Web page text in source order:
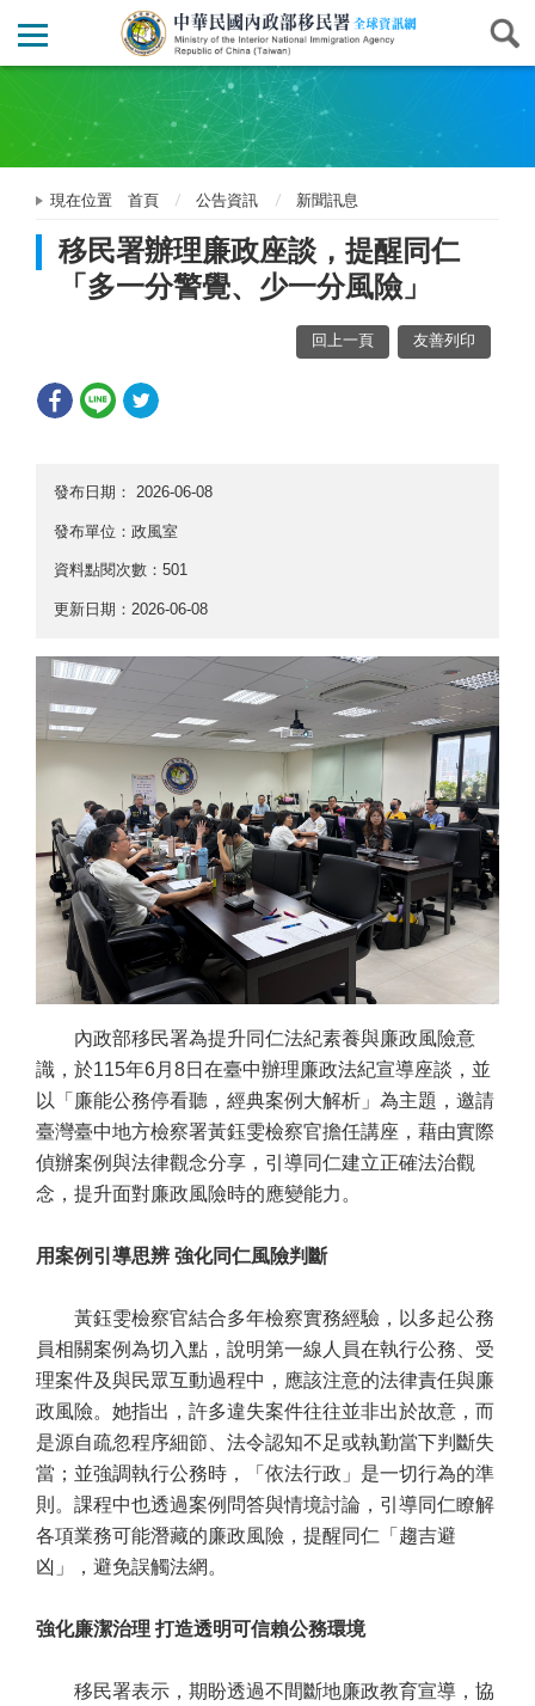
現在位置 首頁 公告資訊 新聞訊息
移民署辦理廉政座談，提醒同仁
「多一分警覺、少一分風險」
回上一頁 友善列印
發布日期： 2026-06-08
發布單位：政風室
資料點閱次數：501
更新日期：2026-06-08
內政部移民署為提升同仁法紀素養與廉政風險意
識，於115年6月 8日在臺中辦理廉政法紀宣導座談，並
以「廉能公務停看聽，經典案例大解析」為主題，邀請
臺灣臺中地方檢察署黃鈺雯檢察官擔任講座，藉由實際
偵辦案例與法律觀念分享，引導同仁建立正確法治觀
念，提升面對廉政風險時的應變能力。
用案例引導思辨 強化同仁風險判斷
黃鈺雯檢察官結合多年檢察實務經驗，以多起公務
員相關案例為切入點，說明第一線人員在執行公務、受
理案件及與民眾互動過程中，應該注意的法律責任與廉
政風險。她指出，許多違失案件往往並非出於故意，而
是源自疏忽程序細節、法令認知不足或執勤當下判斷失
當；並強調執行公務時，「依法行政」是一切行為的準
則。課程中也透過案例問答與情境討論，引導同仁瞭解
各項業務可能潛藏的廉政風險，提醒同仁「趨吉避
凶」，避免誤觸法網。
強化廉潔治理 打造透明可信賴公務環境
移民署表示，期盼透過不間斷地廉政教育宣導，協